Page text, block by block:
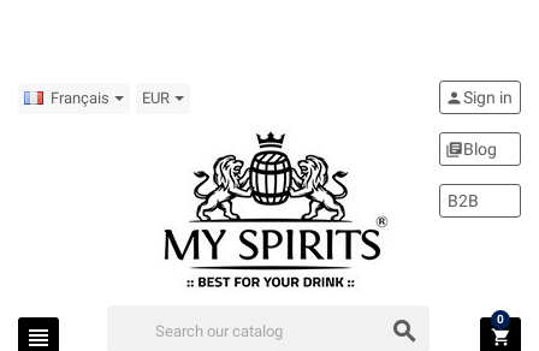
Français EUR
view_headline search
personSign in
library_booksBlog
B2B
shopping_cart
0